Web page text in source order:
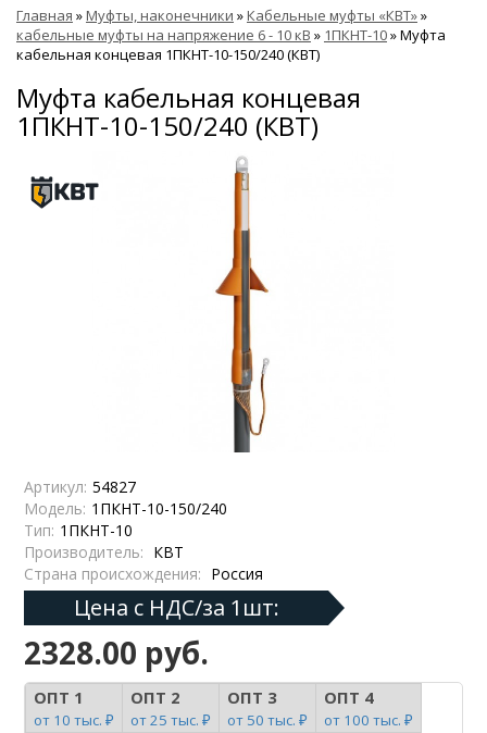
Главная »Муфты, наконечники »Кабельные муфты «КВТ»»
кабельные муфты на напряжение 6 - 10 кВ » 1ПКНТ-10»Муфта
кабельная концевая 1ПКНТ-10-150/240 (КВТ)
Муфта кабельная концевая
1ПКНТ-10-150/240 (КВТ)
Артикул: 54827
Модель: 1ПКНТ-10-150/240
Тип: 1ПКНТ-10
Производитель: КВТ
Страна происхождения: Россия
Цена с НДС/за 1шт:
2328.00 руб.
ОПТ 1
от 10 тыс. ₽
ОПТ 2
от 25 тыс. ₽
ОПТ 3
от 50 тыс. ₽
ОПТ 4
от 100 тыс. ₽